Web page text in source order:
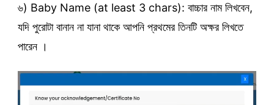
৬) Baby Name (at least 3 chars): বাচ্চার নাম লিখবেন,
যদি পুরোটা বানান না যানা থাকে আপনি প্রথমের তিনটি অক্ষর লিখতে
পারেন ।